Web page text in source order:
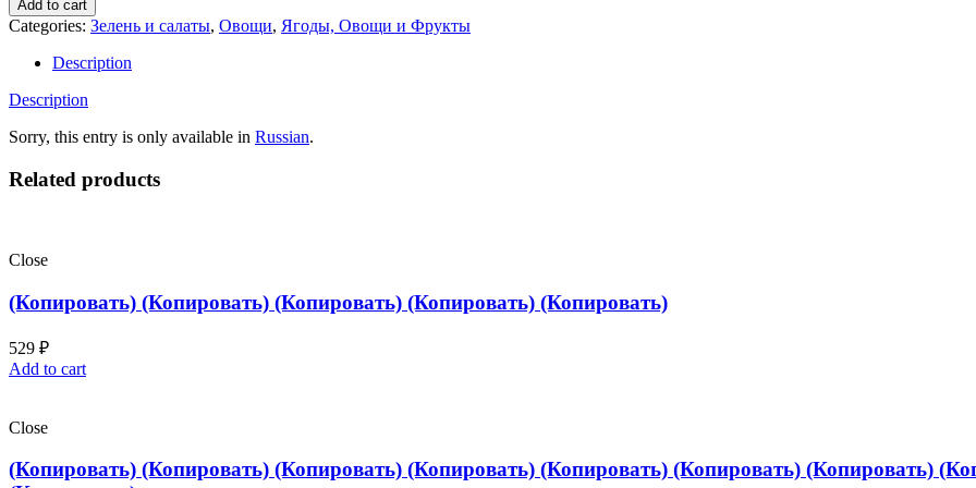
Add to cart
Categories: Зелень и салаты, Овощи, Ягоды, Овощи и Фрукты
Description
Description
Sorry, this entry is only available in Russian.
Related products
Close
(Копировать) (Копировать) (Копировать) (Копировать) (Копировать)
529 ₽
Add to cart
Close
(Копировать) (Копировать) (Копировать) (Копировать) (Копировать) (Копировать) (Копировать)